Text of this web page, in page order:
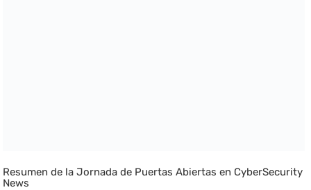
Resumen de la Jornada de Puertas Abiertas en CyberSecurity
News